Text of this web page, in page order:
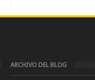
ARCHIVO DEL BLOG